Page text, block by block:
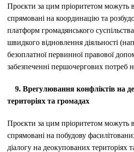
Проєкти за цим пріоритетом можуть
спрямовані на координацію та
платформ громадянського
швидкого відновлення діяльності
безоплатної первинної правової
забезпеченні першочергових потреб
9. Врегулювання конфліктів на
територіях та громадах
Проєкти за цим пріоритетом можуть
спрямовані на побудову
діалогу на деокупованих територіях